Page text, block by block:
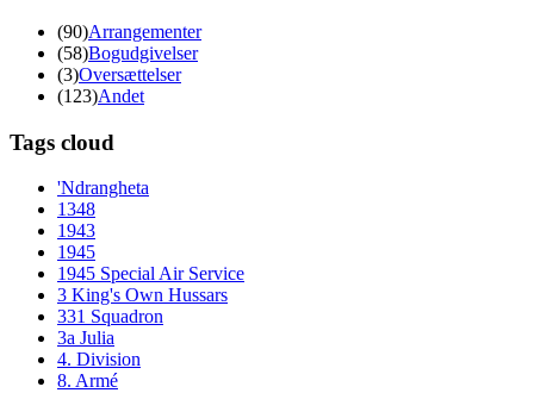
(90)Arrangementer
(58)Bogudgivelser
(3)Oversættelser
(123)Andet
Tags cloud
'Ndrangheta
1348
1943
1945
1945 Special Air Service
3 King's Own Hussars
331 Squadron
3a Julia
4. Division
8. Armé